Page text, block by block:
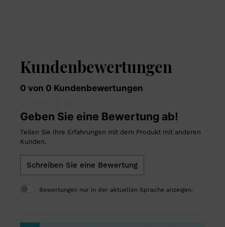
Kundenbewertungen
0 von 0 Kundenbewertungen
Geben Sie eine Bewertung ab!
Teilen Sie Ihre Erfahrungen mit dem Produkt mit anderen
Kunden.
Schreiben Sie eine Bewertung
Bewertungen nur in der aktuellen Sprache anzeigen.